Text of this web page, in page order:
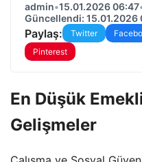
admin•15.01.2026 06:47
Güncellendi: 15.01.2026
Paylaş: Twitter
Pinterest
En Düşük
Gelişmeler